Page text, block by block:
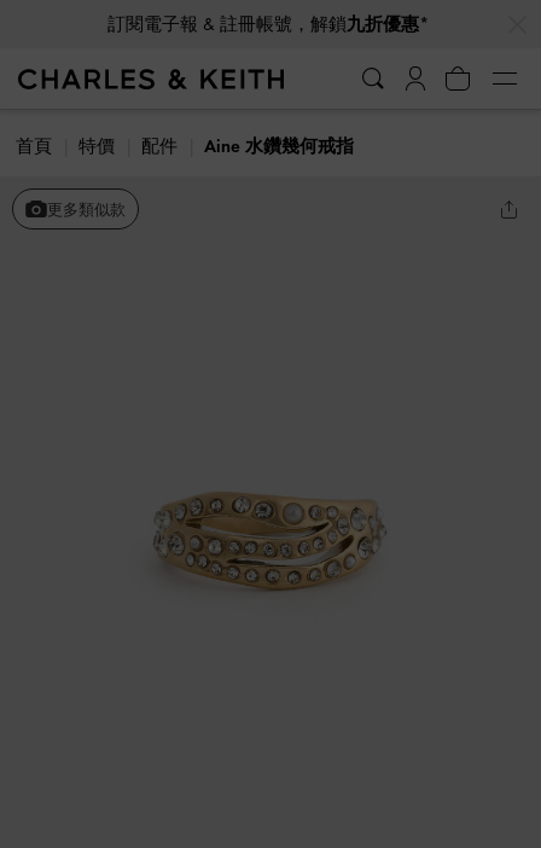
訂閱電子報 & 註冊帳號，解鎖九折優惠*
首頁 特價 配件 Aine 水鑽幾何戒指
更多類似款